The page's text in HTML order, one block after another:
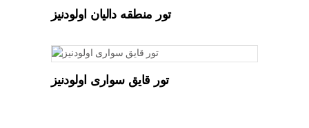
تور منطقه دالیان اولودنیز
تور قایق سواری اولودنیز